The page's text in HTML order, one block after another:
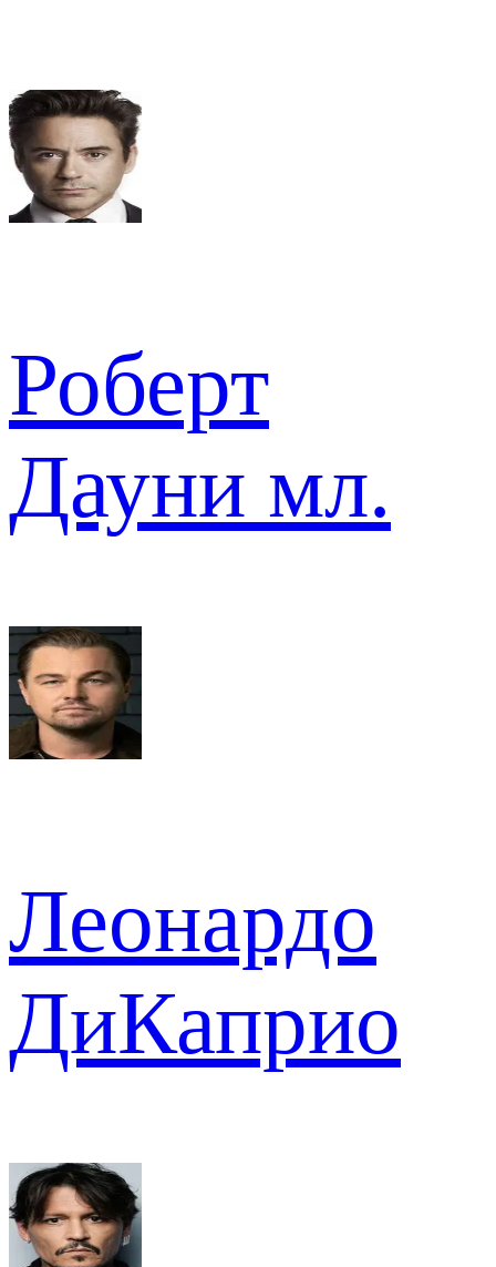
Роберт
Дауни мл.
Леонардо
ДиКаприо